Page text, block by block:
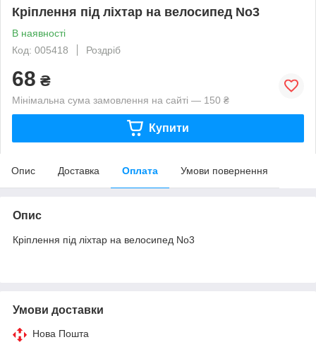
Кріплення під ліхтар на велосипед No3
В наявності
Код: 005418
Роздріб
68 ₴
Мінімальна сума замовлення на сайті — 150 ₴
Купити
Опис Доставка Оплата Умови повернення
Опис
Кріплення під ліхтар на велосипед No3
Умови доставки
Нова Пошта